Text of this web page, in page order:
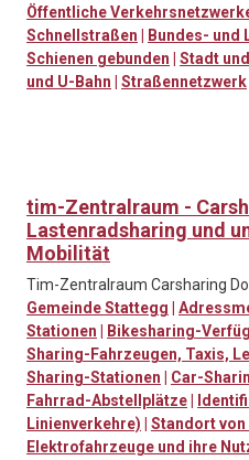
Öffentliche
Schnellstraßen
Bundes- und
Schienen gebunden
Stadt
und U-Bahn
Straßennetzwerk
tim-Zentralraum -
Lastenradsharing und
Mobilität
Tim-Zentralraum Carsharing
Gemeinde Stattegg
Stationen
Bikesharing-
Sharing-Fahrzeugen, Taxis,
Sharing-Stationen
Car-
Fahrrad-Abstellplätze
Linienverkehre)
Standort
Elektrofahrzeuge und ihre